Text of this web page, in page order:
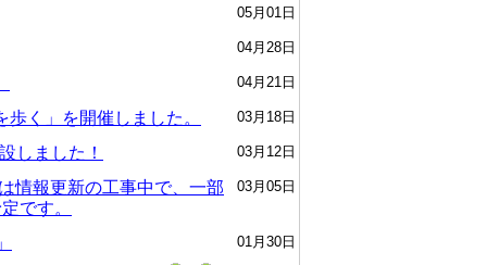
05月01日
04月28日
04月21日
03月18日
く」を開催しました。
03月12日
しました！
03月05日
情報更新の工事中で、一部
です。
01月30日